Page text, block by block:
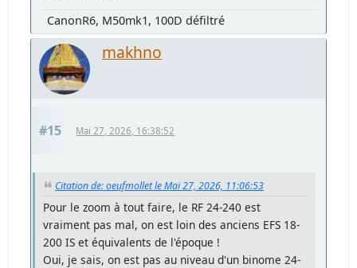
CanonR6, M50mk1, 100D défiltré
makhno
#15 Mai 27, 2026, 16:38:52
Citation de: oeufmollet le Mai 27, 2026, 11:06:53
Pour le zoom à tout faire, le RF 24-240 est
vraiment pas mal, on est loin des anciens EFS 18-
200 IS et équivalents de l'époque !
Oui, je sais, on est pas au niveau d'un binome 24-